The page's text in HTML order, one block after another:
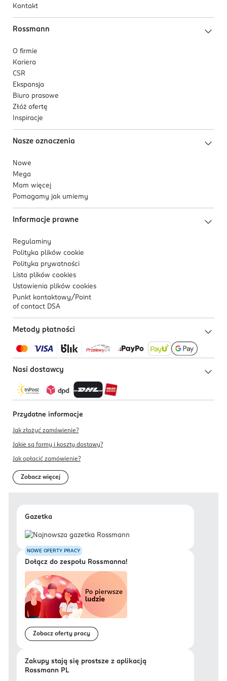
Kontakt
Rossmann
O firmie
Kariera
CSR
Ekspansja
Biuro prasowe
Złóż ofertę
Inspiracje
Nasze oznaczenia
Nowe
Mega
Mam więcej
Pomagamy jak umiemy
Informacje prawne
Regulaminy
Polityka plików cookie
Polityka prywatności
Lista plików cookies
Ustawienia plików cookies
Punkt kontaktowy/ Point
of contact DSA
Metody płatności
Nasi dostawcy
Przydatne informacje
Jak złożyć zamówienie?
Jakie są formy i koszty dostawy?
Jak opłacić zamówienie?
Zobacz więcej
Gazetka
NOWE OFERTY PRACY
Dołącz do zespołu Rossmanna!
Zobacz oferty pracy
Zakupy stają się prostsze z aplikacją
Rossmann PL